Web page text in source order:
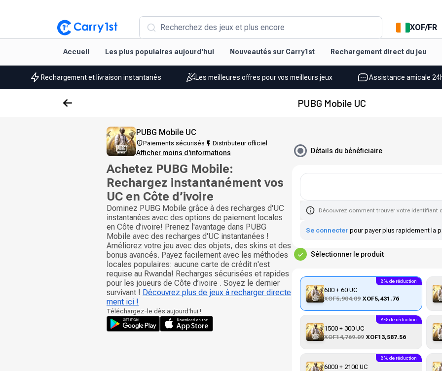
Recherchez des jeux et plus encore XOF/FR
Accueil Les plus populaires aujourd'hui Nouveautés sur Carry1st Rechargement direct du jeu
Rechargement et livraison instantanés Les meilleures offres pour vos meilleurs jeux Assistance amicale
PUBG Mobile UC
PUBG Mobile UC
Paiements sécurisés Distributeur officiel
Afficher moins d'informations
Achetez PUBG Mobile:
Rechargez instantanément vos
UC en Côte d’ivoire
Dominez PUBG Mobile grâce à des recharges d'UC
instantanées avec des options de paiement locales
en Côte d’ivoire! Prenez l'avantage dans PUBG
Mobile avec des recharges d'UC instantanées !
Améliorez votre jeu avec des objets, des skins et des
bonus avancés. Payez facilement avec les méthodes
locales populaires: aucune carte de crédit n'est
requise au Rwanda! Recharges sécurisées et rapides
pour les joueurs de Côte d’ivoire . Soyez le dernier
survivant ! Découvrez plus de jeux à recharger directe
ment ici !
Téléchargez-le dès aujourd'hui !
Détails du bénéficiaire
Découvrez comment trouver votre identifiant
Se connecter pour payer plus rapidement la
Sélectionner le produit
600 + 60 UC
XOF5,904.09 XOF5,431.76
8% de réduction
1500 + 300 UC
XOF14,769.09 XOF13,587.56
8% de réduction
6000 + 2100 UC
8% de réduction